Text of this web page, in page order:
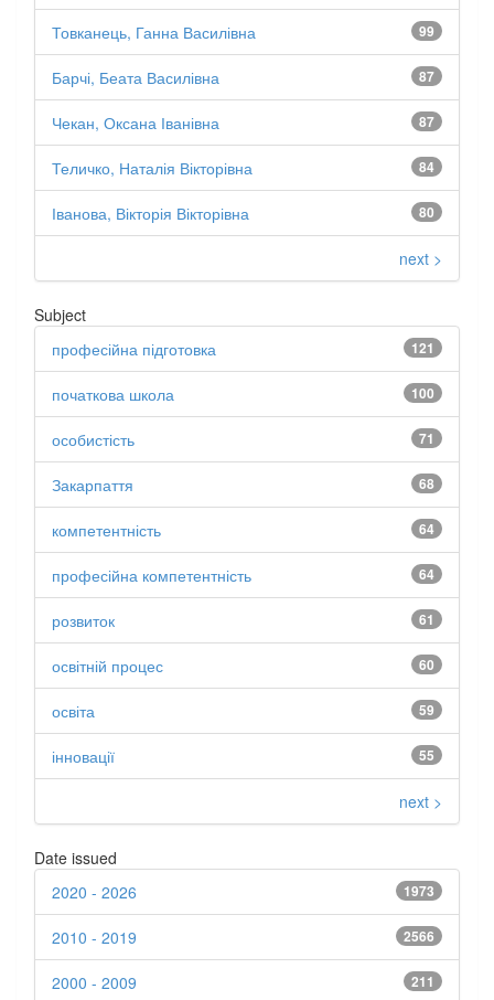
99
Товканець, Ганна Василівна
87
Барчі, Беата Василівна
87
Чекан, Оксана Іванівна
84
Теличко, Наталія Вікторівна
80
Іванова, Вікторія Вікторівна
next >
Subject
121
професійна підготовка
100
початкова школа
71
особистість
68
Закарпаття
64
компетентність
64
професійна компетентність
61
розвиток
60
освітній процес
59
освіта
55
інновації
next >
Date issued
1973
2020 - 2026
2566
2010 - 2019
211
2000 - 2009